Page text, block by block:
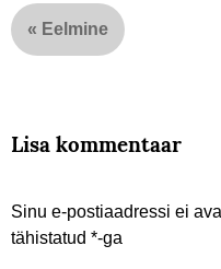
« Eelmine
Lisa kommentaar
Sinu e-postiaadressi ei
tähistatud *-ga